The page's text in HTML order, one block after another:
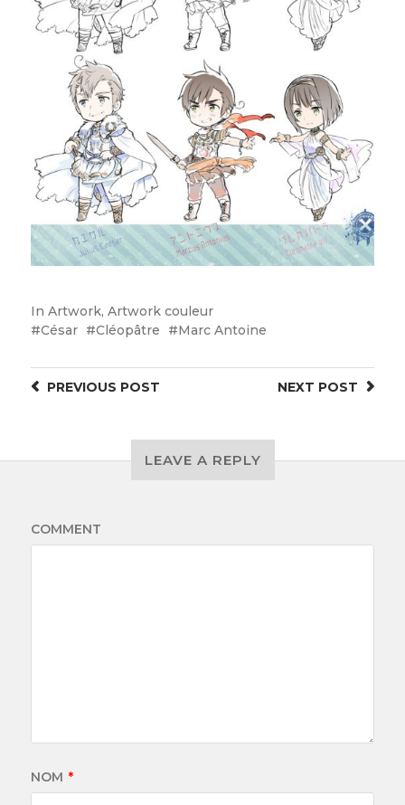
In Artwork, Artwork couleur
César
Cléopâtre Marc Antoine
NEXT POST
PREVIOUS POST
LEAVE A REPLY
COMMENT
NOM *